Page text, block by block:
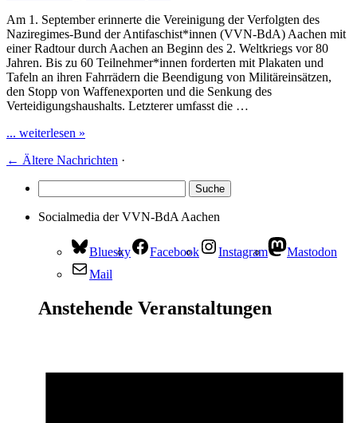
Am 1. September erinnerte die Vereinigung der Verfolgten des
Naziregimes-Bund der Antifaschist*innen (VVN-BdA) Aachen mit
einer Radtour durch Aachen an Beginn des 2. Weltkriegs vor 80
Jahren. Bis zu 60 Teilnehmer*innen forderten mit Plakaten und
Tafeln an ihren Fahrrädern die Beendigung von Militäreinsätzen,
den Stopp von Waffenexporten und die Senkung des
Verteidigungshaushalts. Letzterer umfasst die …
... weiterlesen »
← Ältere Nachrichten ·
Socialmedia der VVN-BdA Aachen
Bluesky Facebook Instagram
Mastodon
Mail
Anstehende Veranstaltungen